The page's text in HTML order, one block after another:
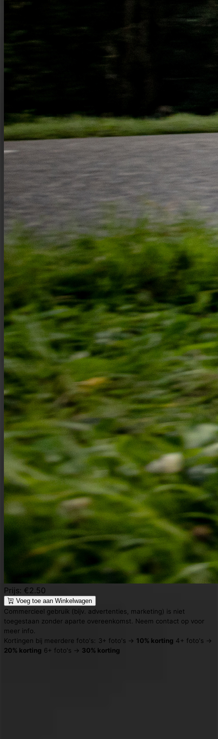
Prijs: €2.50
Voeg toe aan Winkelwagen
Commercieel gebruik (bijv. advertenties, marketing) is niet
toegestaan zonder aparte overeenkomst. Neem contact op voor
meer info.
Kortingen bij meerdere foto's: 3+ foto's → 10% korting 4+ foto's →
20% korting 6+ foto's → 30% korting